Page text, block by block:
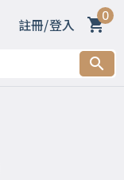
註冊/登入 0